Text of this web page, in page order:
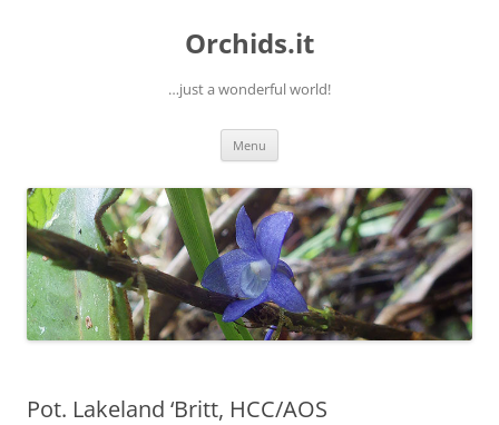
Orchids.it
…just a wonderful world!
Menu
Pot. Lakeland ‘Britt, HCC/AOS